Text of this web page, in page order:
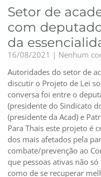
Setor de
com
da
16/08/2021
Nenhum
Autoridades do setor de
discutir o Projeto de Lei
conversa foi entre o
(presidente do Sindicato
(presidente da Acad) e
Para Thais este projeto é
dos mais afetados pela
combate/prevenção ao
que pessoas ativas não
como de se recuperar